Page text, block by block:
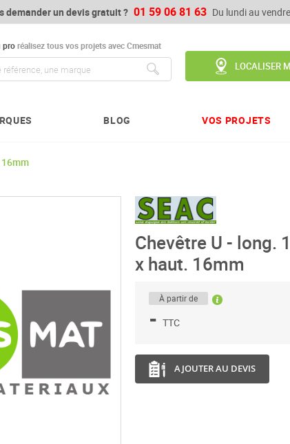
demander un devis gratuit ? 01 59 06 81 63 Du lundi au
proréalisez tous vos projets avec Cmesmat
LOCALISER
BLOG VOS PROJETS
Chevêtre U - long.
x haut. 16mm
À partir de
- TTC
AJOUTER AU DEVIS